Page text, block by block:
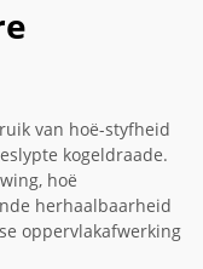
van hoë-styfheid
kogeldraade.
hoë
herhaalbaarheid
oppervlakafwerking